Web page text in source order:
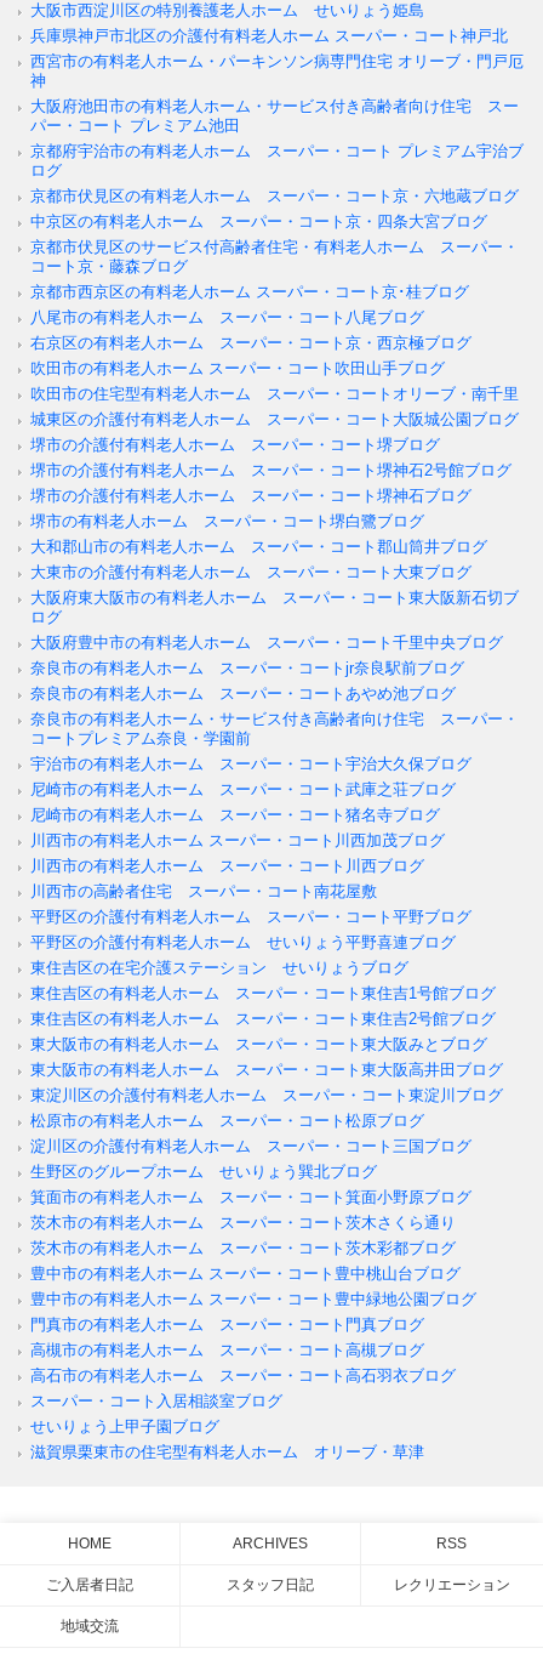
大阪市西淀川区の特別養護老人ホーム せいりょう姫島
兵庫県神戸市北区の介護付有料老人ホーム スーパー・コート神戸北
西宮市の有料老人ホーム・パーキンソン病専門住宅 オリーブ・門戸厄
神
大阪府池田市の有料老人ホーム・サービス付き高齢者向け住宅 スー
パー・コート プレミアム池田
京都府宇治市の有料老人ホーム スーパー・コート プレミアム宇治ブ
ログ
京都市伏見区の有料老人ホーム スーパー・コート京・六地蔵ブログ
中京区の有料老人ホーム スーパー・コート京・四条大宮ブログ
京都市伏見区のサービス付高齢者住宅・有料老人ホーム スーパー・
コート京・藤森ブログ
京都市西京区の有料老人ホーム スーパー・コート京･桂ブログ
八尾市の有料老人ホーム スーパー・コート八尾ブログ
右京区の有料老人ホーム スーパー・コート京・西京極ブログ
吹田市の有料老人ホーム スーパー・コート吹田山手ブログ
吹田市の住宅型有料老人ホーム スーパー・コートオリーブ・南千里
城東区の介護付有料老人ホーム スーパー・コート大阪城公園ブログ
堺市の介護付有料老人ホーム スーパー・コート堺ブログ
堺市の介護付有料老人ホーム スーパー・コート堺神石2号館ブログ
堺市の介護付有料老人ホーム スーパー・コート堺神石ブログ
堺市の有料老人ホーム スーパー・コート堺白鷺ブログ
大和郡山市の有料老人ホーム スーパー・コート郡山筒井ブログ
大東市の介護付有料老人ホーム スーパー・コート大東ブログ
大阪府東大阪市の有料老人ホーム スーパー・コート東大阪新石切ブ
ログ
大阪府豊中市の有料老人ホーム スーパー・コート千里中央ブログ
奈良市の有料老人ホーム スーパー・コートjr奈良駅前ブログ
奈良市の有料老人ホーム スーパー・コートあやめ池ブログ
奈良市の有料老人ホーム・サービス付き高齢者向け住宅 スーパー・
コートプレミアム奈良・学園前
宇治市の有料老人ホーム スーパー・コート宇治大久保ブログ
尼崎市の有料老人ホーム スーパー・コート武庫之荘ブログ
尼崎市の有料老人ホーム スーパー・コート猪名寺ブログ
川西市の有料老人ホーム スーパー・コート川西加茂ブログ
川西市の有料老人ホーム スーパー・コート川西ブログ
川西市の高齢者住宅 スーパー・コート南花屋敷
平野区の介護付有料老人ホーム スーパー・コート平野ブログ
平野区の介護付有料老人ホーム せいりょう平野喜連ブログ
東住吉区の在宅介護ステーション せいりょうブログ
東住吉区の有料老人ホーム スーパー・コート東住吉1号館ブログ
東住吉区の有料老人ホーム スーパー・コート東住吉2号館ブログ
東大阪市の有料老人ホーム スーパー・コート東大阪みとブログ
東大阪市の有料老人ホーム スーパー・コート東大阪高井田ブログ
東淀川区の介護付有料老人ホーム スーパー・コート東淀川ブログ
松原市の有料老人ホーム スーパー・コート松原ブログ
淀川区の介護付有料老人ホーム スーパー・コート三国ブログ
生野区のグループホーム せいりょう巽北ブログ
箕面市の有料老人ホーム スーパー・コート箕面小野原ブログ
茨木市の有料老人ホーム スーパー・コート茨木さくら通り
茨木市の有料老人ホーム スーパー・コート茨木彩都ブログ
豊中市の有料老人ホーム スーパー・コート豊中桃山台ブログ
豊中市の有料老人ホーム スーパー・コート豊中緑地公園ブログ
門真市の有料老人ホーム スーパー・コート門真ブログ
高槻市の有料老人ホーム スーパー・コート高槻ブログ
高石市の有料老人ホーム スーパー・コート高石羽衣ブログ
スーパー・コート入居相談室ブログ
せいりょう上甲子園ブログ
滋賀県栗東市の住宅型有料老人ホーム オリーブ・草津
HOME ARCHIVES RSS
ご入居者日記 スタッフ日記 レクリエーション
地域交流